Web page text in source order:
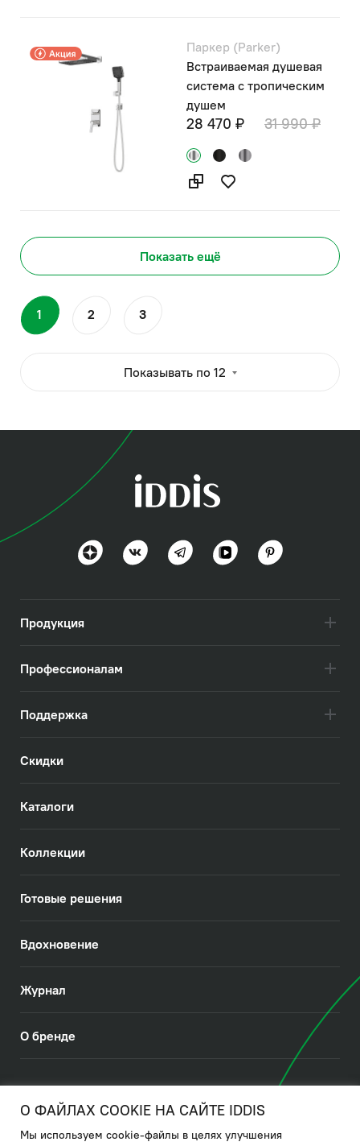
Паркер (Parker)
Встраиваемая душевая
система с тропическим
душем
28 470 ₽ 31 990 ₽
Показать ещё
1 2 3
Показывать по 12
Продукция
Профессионалам
Поддержка
Скидки
Каталоги
Коллекции
Готовые решения
Вдохновение
Журнал
О бренде
Политика в отношении использования файлов cookies
О ФАЙЛАХ COOKIE НА САЙТЕ IDDIS
Мы используем cookie-файлы в целях улучшения